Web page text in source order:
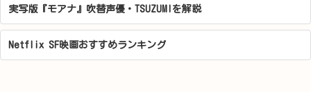
実写版『モアナ』吹替声優・TSUZUMIを解説
Netflix SF映画おすすめランキング